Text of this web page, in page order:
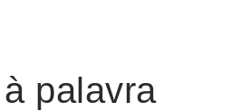
palavra